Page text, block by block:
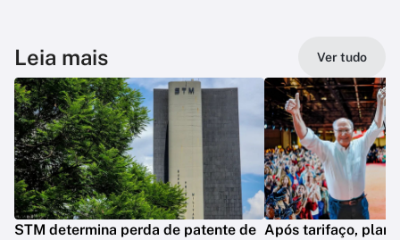
Leia mais Ver tudo
STM determina perda de patente de Após tarifaço,